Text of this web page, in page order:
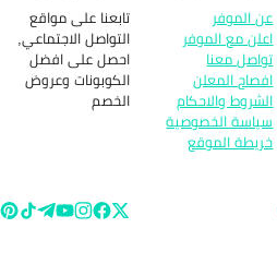
عن الموفر
اعلن مع الموفر
تواصل معنا
افصاح المعلن
الشروط والاحكام
سياسة الخصوصية
خريطة الموقع
تابعنا على مواقع
التواصل الاجتماعي,
احصل على افضل
الكوبونات وعروض
الخصم